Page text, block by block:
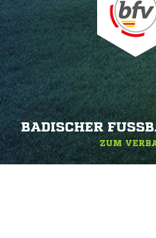
BADISCHER
ZUM